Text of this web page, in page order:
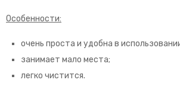
Особенности:
очень проста и удобна в
занимает мало места;
легко чистится.